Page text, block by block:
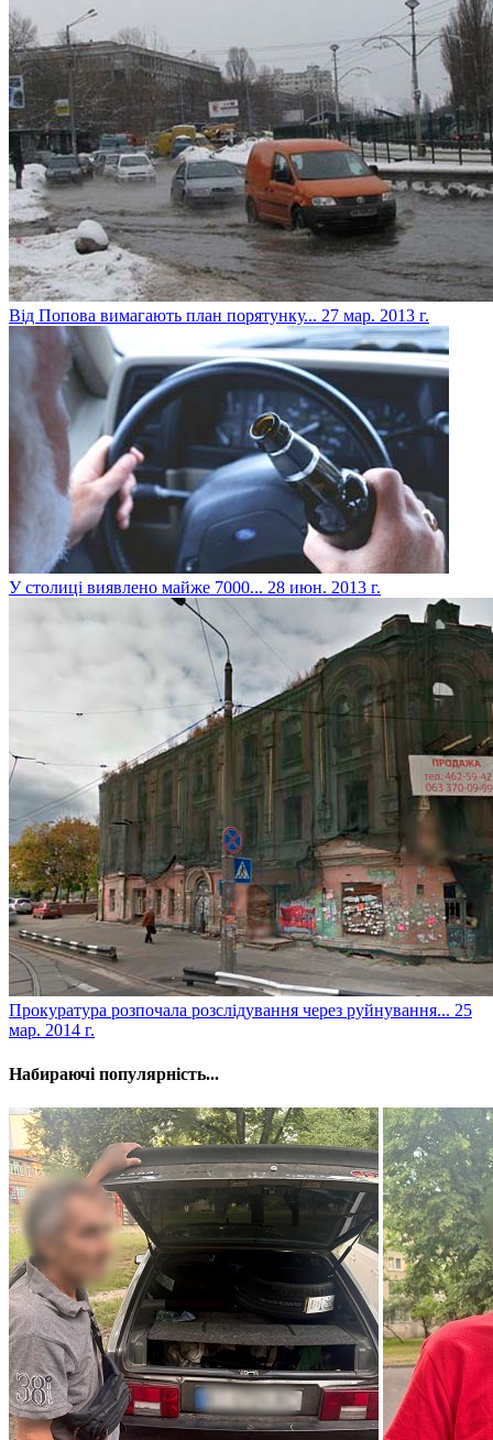
Від Попова вимагають план порятунку... 27 мар. 2013 г.
У столиці виявлено майже 7000... 28 июн. 2013 г.
Прокуратура розпочала розслідування через руйнування... 25
мар. 2014 г.
Набираючі популярність...